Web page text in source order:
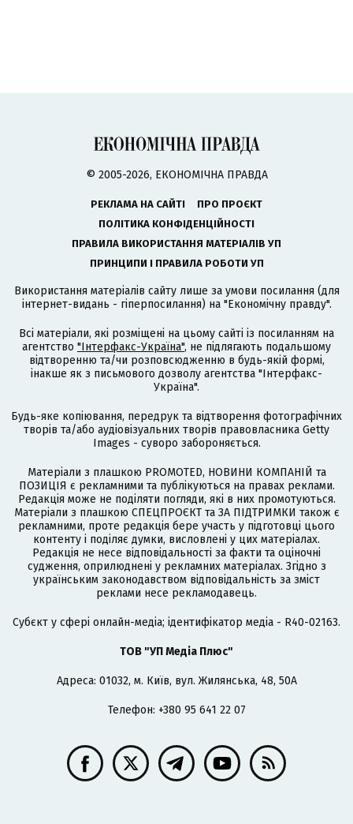
© 2005-2026, ЕКОНОМІЧНА ПРАВДА
РЕКЛАМА НА САЙТІ
ПРО ПРОЄКТ
ПОЛІТИКА КОНФІДЕНЦІЙНОСТІ
ПРАВИЛА ВИКОРИСТАННЯ МАТЕРІАЛІВ УП
ПРИНЦИПИ І ПРАВИЛА РОБОТИ УП
Використання матеріалів сайту лише за умови посилання (для
інтернет-видань - гіперпосилання) на "Економічну правду".
Всі матеріали, які розміщені на цьому сайті із посиланням на
агентство "Інтерфакс-Україна", не підлягають подальшому
відтворенню та/чи розповсюдженню в будь-якій формі,
інакше як з письмового дозволу агентства "Інтерфакс-
Україна".
Будь-яке копіювання, передрук та відтворення фотографічних
творів та/або аудіовізуальних творів правовласника Getty
Images - суворо забороняється.
Матеріали з плашкою PROMOTED, НОВИНИ КОМПАНІЙ та
ПОЗИЦІЯ є рекламними та публікуються на правах реклами.
Редакція може не поділяти погляди, які в них промотуються.
Матеріали з плашкою СПЕЦПРОЄКТ та ЗА ПІДТРИМКИ також є
рекламними, проте редакція бере участь у підготовці цього
контенту і поділяє думки, висловлені у цих матеріалах.
Редакція не несе відповідальності за факти та оціночні
судження, оприлюднені у рекламних матеріалах. Згідно з
українським законодавством відповідальність за зміст
реклами несе рекламодавець.
Cубєкт у сфері онлайн-медіа; ідентифікатор медіа - R40-02163.
ТОВ "УП Медіа Плюс"
Адреса: 01032, м. Київ, вул. Жилянська, 48, 50А
Телефон: +380 95 641 22 07